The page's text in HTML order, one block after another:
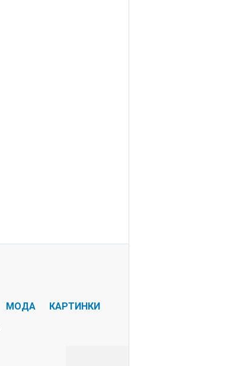
МОДА КАРТИНКИ